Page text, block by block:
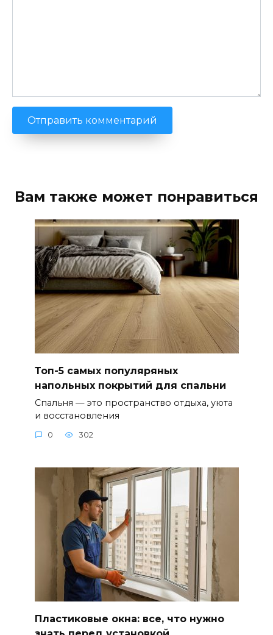
Вам также может понравиться
Топ-5 самых популяряных
напольных покрытий для спальни
Спальня — это пространство отдыха, уюта
и восстановления
0 302
Пластиковые окна: все, что нужно